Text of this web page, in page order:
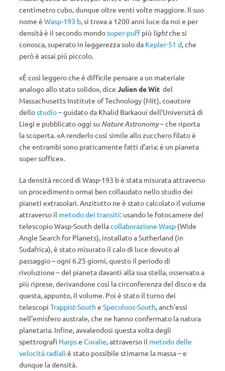
centimetro cubo, dunque oltre venti volte maggiore. Il suo
nome è Wasp-193 b, si trova a 1200 anni luce da noi e per
densità è il secondo mondosuper-puff più lightche si
conosca, superato in leggerezza solo da Kepler-51 d, che
però è assai più piccolo.
«È così leggero che è difficile pensare a un materiale
analogo allo stato solido», dice Julien de Wit del
Massachusetts Institute of Technology (Mit), coautore
dellostudio– guidato da Khalid Barkaoui dell’Università di
Liegi e pubblicato oggi su Nature Astronomy– che riporta
la scoperta. «A renderlo così simile allo zucchero filato è
che entrambi sono praticamente fatti d’aria: è un pianeta
super soffice».
La densità record di Wasp-193 b è stata misurata attraverso
un procedimento ormai ben collaudato nello studio dei
pianeti extrasolari. Anzitutto ne è stato calcolato il volume
attraverso il metodo dei transiti: usando le fotocamere del
telescopio Wasp-South dellacollaborazione Wasp (Wide
Angle Search for Planets), installato a Sutherland (in
Sudafrica), è stato misurato il calo di luce dovuto al
passaggio – ogni 6.25 giorni, questo il periodo di
rivoluzione – del pianeta davanti alla sua stella, osservato a
più riprese, derivandone così la circonferenza del disco e da
questa, appunto, il volume. Poi è stato il turno dei
telescopi Trappist-South e Speculoos-South, anch’essi
nell’emisfero australe, che ne hanno confermato la natura
planetaria. Infine, avvalendosi questa volta degli
spettrografi Harpse Coralie, attraverso il metodo delle
velocità radiali è stato possibile stimarne la massa – e
dunque la densità.